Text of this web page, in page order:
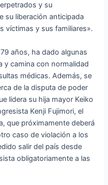
y su
su liberación anticipada
víctimas y sus familiares».
años, ha dado algunas
y camina con normalidad
médicas. Además, se
de la disputa de poder
lidera su hija mayor Keiko
Kenji Fujimori, el
que próximamente deberá
caso de violación a los
salir del país desde
obligatoriamente a las